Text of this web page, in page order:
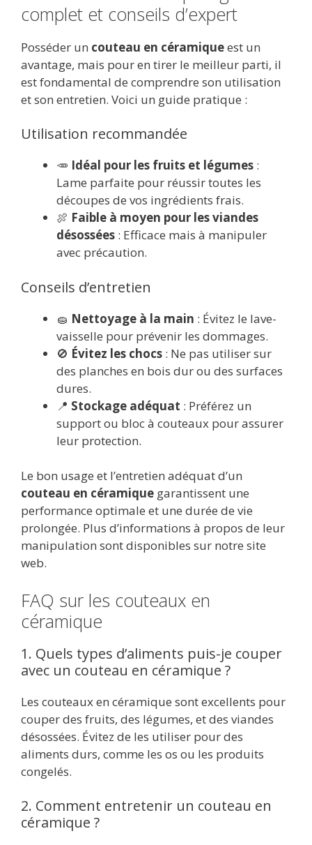
complet et conseils d’expert
Posséder un couteau en céramiqueest un
avantage, mais pour en tirer le meilleur parti, il
est fondamental de comprendre son utilisation
et son entretien. Voici un guide pratique :
Utilisation recommandée
🥕 Idéal pour les fruits et légumes :
Lame parfaite pour réussir toutes les
découpes de vos ingrédients frais.
🍖 Faible à moyen pour les viandes
désossées : Efficace mais à manipuler
avec précaution.
Conseils d’entretien
🧽 Nettoyage à la main : Évitez le lave-
vaisselle pour prévenir les dommages.
🚫 Évitez les chocs : Ne pas utiliser sur
des planches en bois dur ou des surfaces
dures.
📍 Stockage adéquat : Préférez un
support ou bloc à couteaux pour assurer
leur protection.
Le bon usage et l’entretien adéquat d’un
couteau en céramique garantissent une
performance optimale et une durée de vie
prolongée. Plus d’informations à propos de leur
manipulation sont disponibles sur notre site
web.
FAQ sur les couteaux en
céramique
1. Quels types d’aliments puis-je couper
avec un couteau en céramique ?
Les couteaux en céramique sont excellents pour
couper des fruits, des légumes, et des viandes
désossées. Évitez de les utiliser pour des
aliments durs, comme les os ou les produits
congelés.
2. Comment entretenir un couteau en
céramique ?